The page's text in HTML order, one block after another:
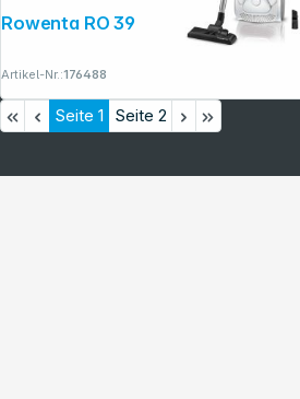
Rowenta RO 3927 Compact Power
Artikel-Nr.:176488
Seite 1 Seite 2